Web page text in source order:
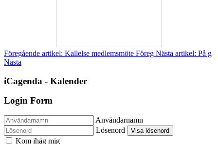
Föregående artikel: Kallelse medlemsmöte Föreg Nästa artikel: På g
Nästa
iCagenda - Kalender
Login Form
Användarnamn
Lösenord
Visa lösenord
Kom ihåg mig